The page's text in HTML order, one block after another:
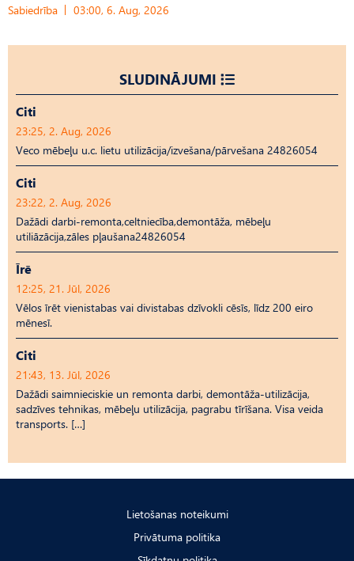
Sabiedrība 03:00, 6. Aug, 2026
SLUDINĀJUMI
Citi
23:25, 2. Aug, 2026
Veco mēbeļu u.c. lietu utilizācija/izvešana/pārvešana 24826054
Citi
23:22, 2. Aug, 2026
Dažādi darbi-remonta,celtniecība,demontāža, mēbeļu
utiliāzācija,zāles pļaušana24826054
Īrē
12:25, 21. Jūl, 2026
Vēlos īrēt vienistabas vai divistabas dzīvokli cēsīs, līdz 200 eiro
mēnesī.
Citi
21:43, 13. Jūl, 2026
Dažādi saimnieciskie un remonta darbi, demontāža-utilizācija,
sadzīves tehnikas, mēbeļu utilizācija, pagrabu tīrīšana. Visa veida
transports. […]
Lietošanas noteikumi
Privātuma politika